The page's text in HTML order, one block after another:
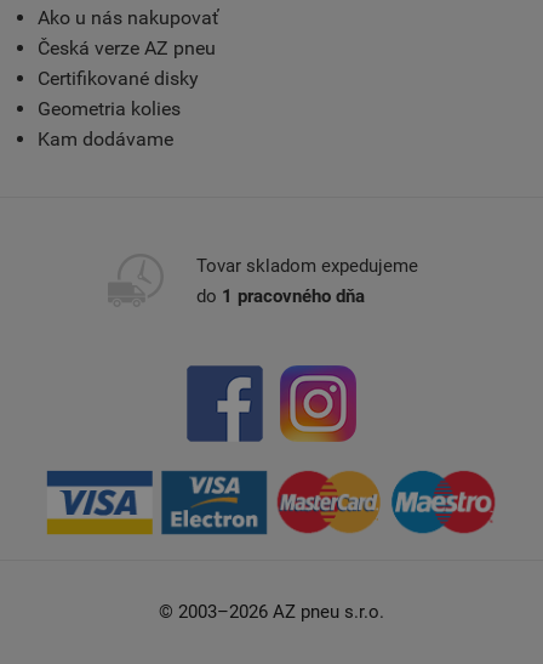
Ako u nás nakupovať
Česká verze AZ pneu
Certifikované disky
Geometria kolies
Kam dodávame
Tovar skladom expedujeme
do 1 pracovného dňa
© 2003–2026 AZ pneu s.r.o.